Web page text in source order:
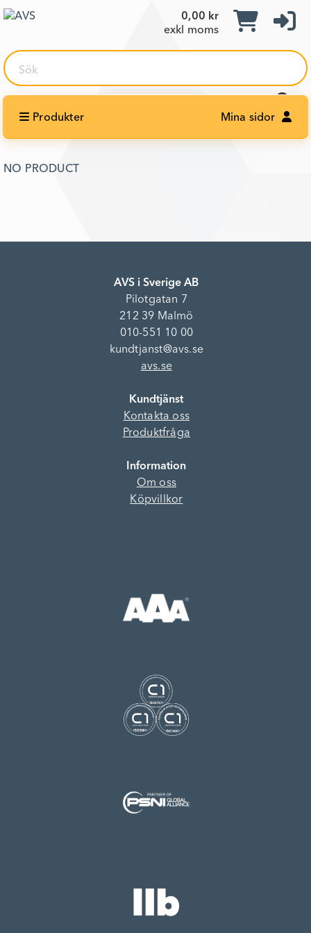
0,00 kr
exkl moms
Sök
Produkter Mina sidor
NO PRODUCT
AVS i Sverige AB
Pilotgatan 7
212 39 Malmö
010-551 10 00
kundtjanst@avs.se
avs.se
Kundtjänst
Kontakta oss
Produktfråga
Information
Om oss
Köpvillkor